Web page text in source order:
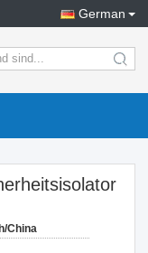
German
search
China